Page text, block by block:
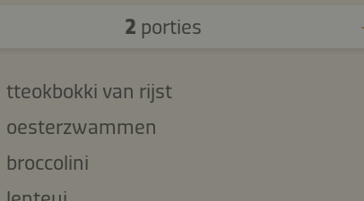
2 porties
tteokbokki van rijst
oesterzwammen
broccolini